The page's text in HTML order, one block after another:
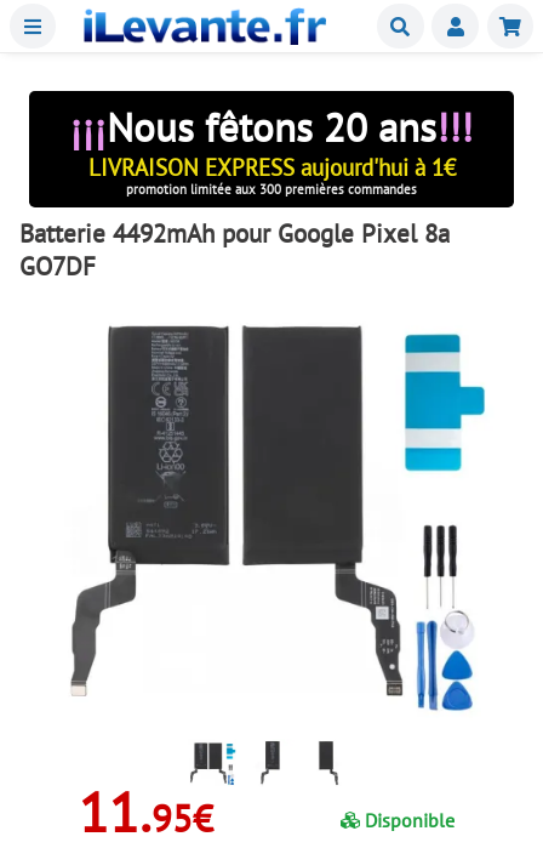
Menu Buscar
¡¡¡Nous fêtons 20 ans!!!
LIVRAISON EXPRESS aujourd'hui à 1€
promotion limitée aux 300 premières commandes
Batterie 4492mAh pour Google Pixel 8a
GO7DF
11.95€
Disponible